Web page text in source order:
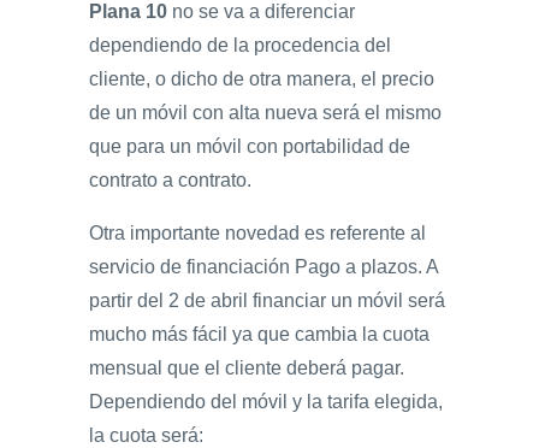
Plana 10 no se va a diferenciar
dependiendo de la procedencia del
cliente, o dicho de otra manera, el precio
de un móvil con alta nueva será el mismo
que para un móvil con portabilidad de
contrato a contrato.
Otra importante novedad es referente al
servicio de financiación Pago a plazos. A
partir del 2 de abril financiar un móvil será
mucho más fácil ya que cambia la cuota
mensual que el cliente deberá pagar.
Dependiendo del móvil y la tarifa elegida,
la cuota será: